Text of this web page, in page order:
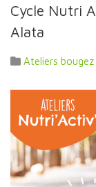
Cycle Nutri
Alata
Ateliers